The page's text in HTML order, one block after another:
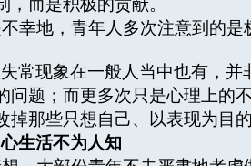
，而是积极的贡献。
幸地，青年人多次注意到的是
常现象在一般人当中也有，
问题；而更多次只是心理上的
掉那些只想自己、以表现为目
生活不为人知